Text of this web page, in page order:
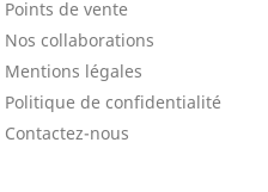
Points de vente
Nos collaborations
Mentions légales
Politique de confidentialité
Contactez-nous